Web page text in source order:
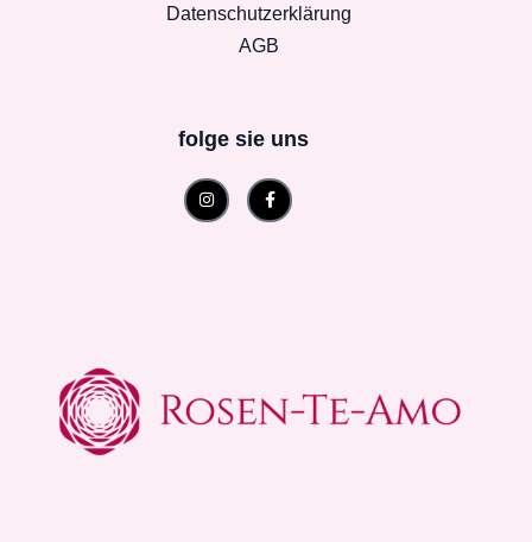
folge sie uns
InstagramFacebook-
f
Datenschutzerklärung
AGB